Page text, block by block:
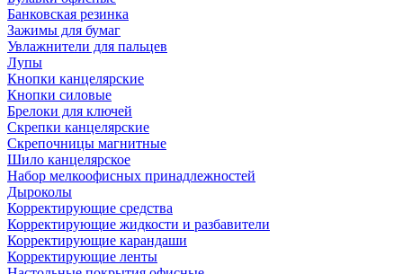
Банковская резинка
Зажимы для бумаг
Увлажнители для пальцев
Лупы
Кнопки канцелярские
Кнопки силовые
Брелоки для ключей
Скрепки канцелярские
Скрепочницы магнитные
Шило канцелярское
Набор мелкоофисных принадлежностей
Дыроколы
Корректирующие средства
Корректирующие жидкости и разбавители
Корректирующие карандаши
Корректирующие ленты